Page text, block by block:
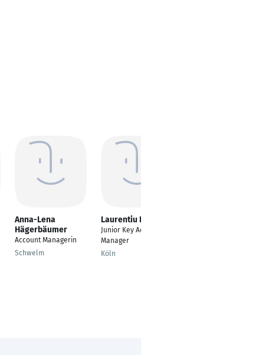
Anna-Lena
Hägerbäumer
Account Managerin
Schwelm
Laurentiu Ene
Junior Key Account
Manager
Köln